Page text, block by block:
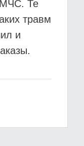
МЧС. Те
травм
и